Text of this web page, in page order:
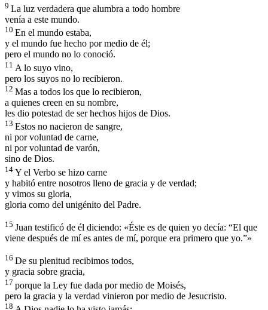
9 La luz verdadera que alumbra a todo hombre
venía a este mundo.
10 En el mundo estaba,
y el mundo fue hecho por medio de él;
pero el mundo no lo conoció.
11 A lo suyo vino,
pero los suyos no lo recibieron.
12 Mas a todos los que lo recibieron,
a quienes creen en su nombre,
les dio potestad de ser hechos hijos de Dios.
13 Estos no nacieron de sangre,
ni por voluntad de carne,
ni por voluntad de varón,
sino de Dios.
14 Y el Verbo se hizo carne
y habitó entre nosotros lleno de gracia y de verdad;
y vimos su gloria,
gloria como del unigénito del Padre.
15 Juan testificó de él diciendo: «Éste es de quien yo decía: “El que
viene después de mí es antes de mí, porque era primero que yo.”»
16 De su plenitud recibimos todos,
y gracia sobre gracia,
17 porque la Ley fue dada por medio de Moisés,
pero la gracia y la verdad vinieron por medio de Jesucristo.
18